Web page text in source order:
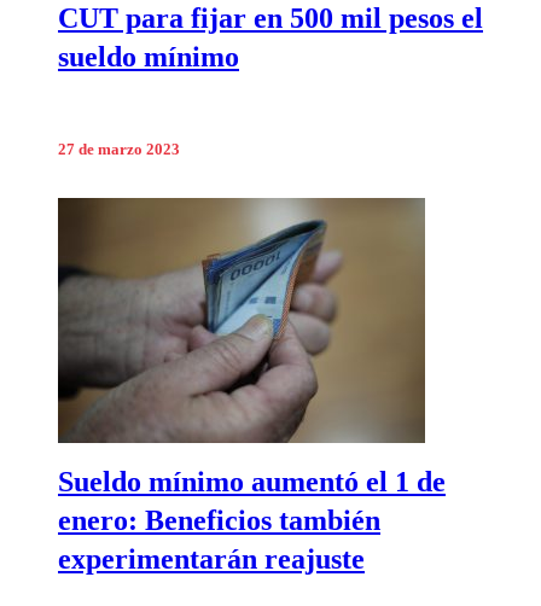
CUT para fijar en 500 mil pesos el
sueldo mínimo
27 de marzo 2023
Sueldo mínimo aumentó el 1 de
enero: Beneficios también
experimentarán reajuste